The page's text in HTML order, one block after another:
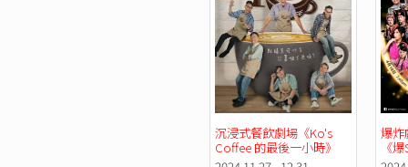
沉浸式餐飲劇場《Ko's
Coffee 的最後一小時》
爆炸
《